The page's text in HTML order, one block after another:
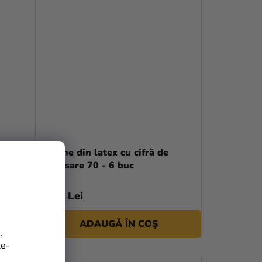
Baloane din latex cu cifră de
aniversare 70 - 6 buc
19,90 Lei
ADAUGĂ ÎN COŞ